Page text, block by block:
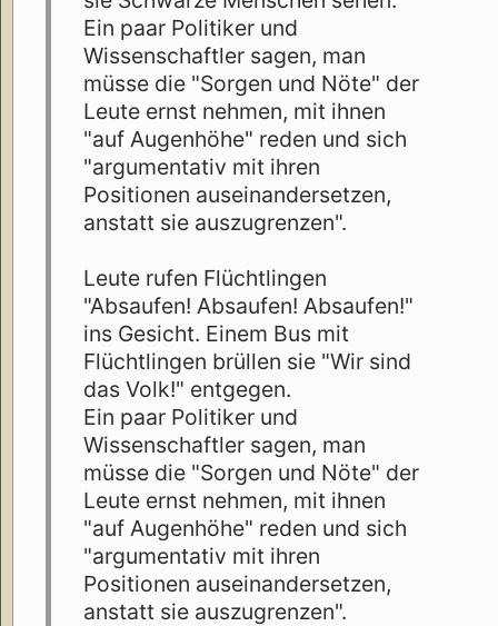
Ein paar Politiker und
Wissenschaftler sagen, man
müsse die "Sorgen und Nöte" der
Leute ernst nehmen, mit ihnen
"auf Augenhöhe" reden und sich
"argumentativ mit ihren
Positionen auseinandersetzen,
anstatt sie auszugrenzen".
Leute rufen Flüchtlingen
"Absaufen! Absaufen! Absaufen!"
ins Gesicht. Einem Bus mit
Flüchtlingen brüllen sie "Wir sind
das Volk!" entgegen.
Ein paar Politiker und
Wissenschaftler sagen, man
müsse die "Sorgen und Nöte" der
Leute ernst nehmen, mit ihnen
"auf Augenhöhe" reden und sich
"argumentativ mit ihren
Positionen auseinandersetzen,
anstatt sie auszugrenzen".